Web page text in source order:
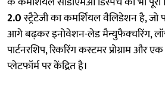
2.0स्ट्रैटेजी का कमर्शियल वैलिडेशन है, जो
आगे बढ़कर इनोवेशन-लेड मैन्युफैक्चरिंग,
पार्टनरशिप, रिकरिंग कस्टमर प्रोग्राम
प्लेटफॉर्म पर केंद्रित है।